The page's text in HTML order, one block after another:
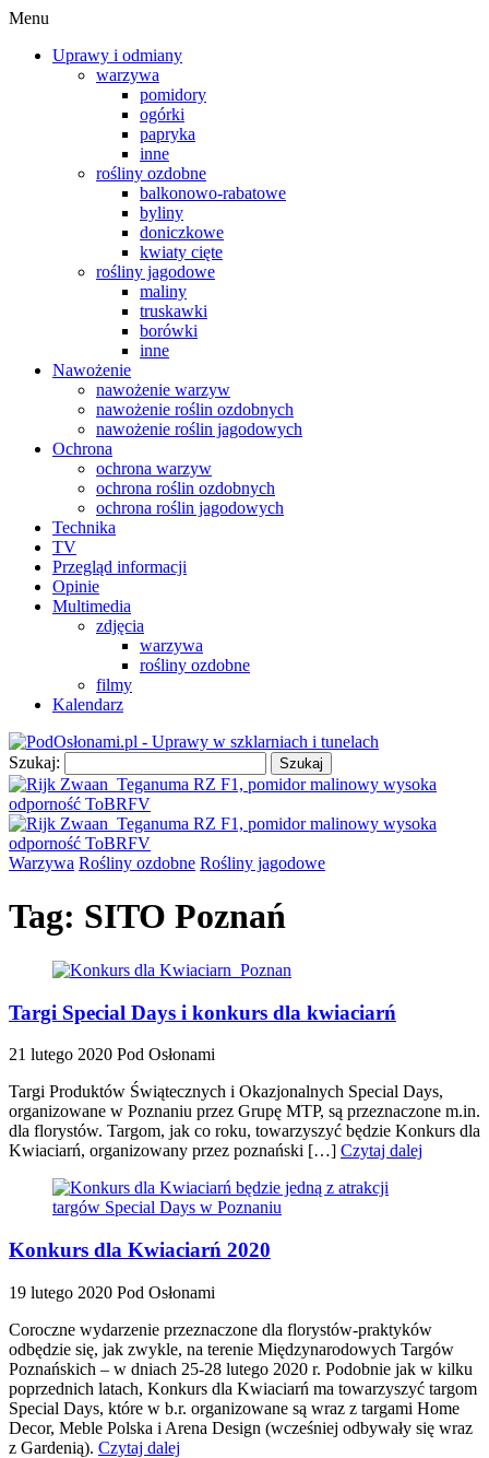
Menu
Uprawy i odmiany
warzywa
pomidory
ogórki
papryka
inne
rośliny ozdobne
balkonowo-rabatowe
byliny
doniczkowe
kwiaty cięte
rośliny jagodowe
maliny
truskawki
borówki
inne
Nawożenie
nawożenie warzyw
nawożenie roślin ozdobnych
nawożenie roślin jagodowych
Ochrona
ochrona warzyw
ochrona roślin ozdobnych
ochrona roślin jagodowych
Technika
TV
Przegląd informacji
Opinie
Multimedia
zdjęcia
warzywa
rośliny ozdobne
filmy
Kalendarz
Szukaj:
Warzywa Rośliny ozdobne Rośliny jagodowe
Tag: SITO Poznań
Targi Special Days i konkurs dla kwiaciarń
21 lutego 2020 Pod Osłonami
Targi Produktów Świątecznych i Okazjonalnych Special Days,
organizowane w Poznaniu przez Grupę MTP, są przeznaczone m.in.
dla florystów. Targom, jak co roku, towarzyszyć będzie Konkurs dla
Kwiaciarń, organizowany przez poznański […] Czytaj dalej
Konkurs dla Kwiaciarń 2020
19 lutego 2020 Pod Osłonami
Coroczne wydarzenie przeznaczone dla florystów-praktyków
odbędzie się, jak zwykle, na terenie Międzynarodowych Targów
Poznańskich – w dniach 25-28 lutego 2020 r. Podobnie jak w kilku
poprzednich latach, Konkurs dla Kwiaciarń ma towarzyszyć targom
Special Days, które w b.r. organizowane są wraz z targami Home
Decor, Meble Polska i Arena Design (wcześniej odbywały się wraz
z Gardenią). Czytaj dalej